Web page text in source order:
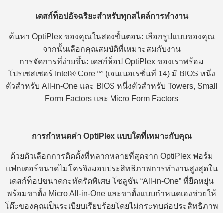
เดสก์ท็อปอัจฉริยะสำหรับทุกสไตล์การทำงาน
ค้นหา OptiPlex ของคุณในสองขั้นตอน: เลือกรูปแบบของคุณ
จากนั้นเลือกคุณสมบัติที่เหมาะสมกับงาน
การจัดการที่ง่ายขึ้น: เดสก์ท็อป OptiPlex ของเราพร้อม
โปรเซสเซอร์ Intel® Core™ (เจนเนอเรชั่นที่ 14) มี BIOS หนึ่ง
ตัวสำหรับ All-in-One และ BIOS หนึ่งตัวสำหรับ Towers, Small
Form Factors และ Micro Form Factors
การกำหนดค่า OptiPlex แบบใดที่เหมาะกับคุณ
ด้วยตัวเลือกการติดตั้งที่หลากหลายที่สุดจาก OptiPlex ฟอร์ม
แฟกเตอร์ขนาดไมโครจึงมอบประสิทธิภาพการทำงานสูงสุดใน
เดสก์ท็อปขนาดกะทัดรัดพิเศษ โซลูชัน “All-in-One” ที่ยืดหยุ่น
พร้อมขาตั้ง Micro All-in-One และขาตั้งแบบกำหนดเองช่วยให้
โต๊ะของคุณเป็นระเบียบเรียบร้อยโดยไม่กระทบต่อประสิทธิภาพ